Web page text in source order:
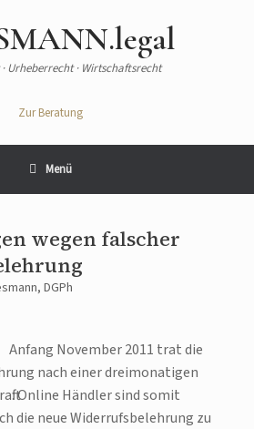
Urheberrecht · Wirtschaftsrecht
Zur Beratung
Menü
wegen falscher
DGPh
Anfang November 2011 trat die
nach einer dreimonatigen
Online Händler sind somit
die neue Widerrufsbelehrung zu